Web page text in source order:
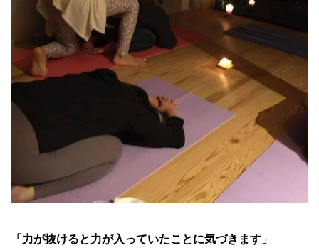
「力が抜けると力が入っていたことに気づきます」